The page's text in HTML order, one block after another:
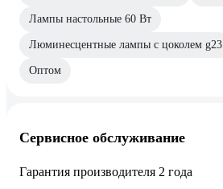
Лампы настольные 60 Вт
Люминесцентные лампы с цоколем g23
Оптом
Сервисное обслуживание
Гарантия производителя 2 года